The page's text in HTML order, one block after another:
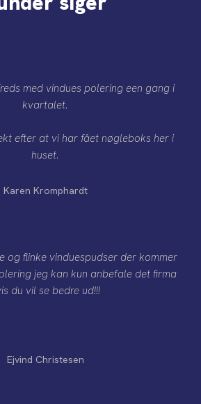
med vindues polering een gang i
kvartalet.
efter at vi har fået nøgleboks her i
huset.
Karen Kromphardt
og flinke vinduespudser der kommer
jeg kan kun anbefale det firma
du vil se bedre ud!!!
Ejvind Christesen